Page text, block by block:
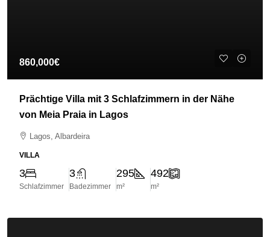
860,000€
Prächtige Villa mit 3 Schlafzimmern in der Nähe
von Meia Praia in Lagos
Lagos, Albardeira
VILLA
3
Schlafzimmer
3
Badezimmer
295
m²
492
m²